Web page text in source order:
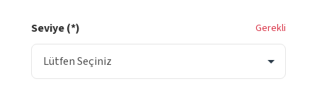
Seviye (*) Gerekli